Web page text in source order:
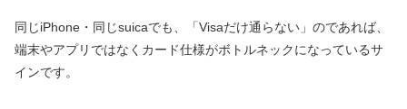
同じiPhone・同じsuicaでも、「Visaだけ通らない」のであれば、
端末やアプリではなくカード仕様がボトルネックになっているサ
インです。